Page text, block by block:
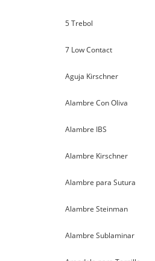
5 Trebol
7 Low Contact
Aguja Kirschner
Alambre Con Oliva
Alambre IBS
Alambre Kirschner
Alambre para Sutura
Alambre Steinman
Alambre Sublaminar